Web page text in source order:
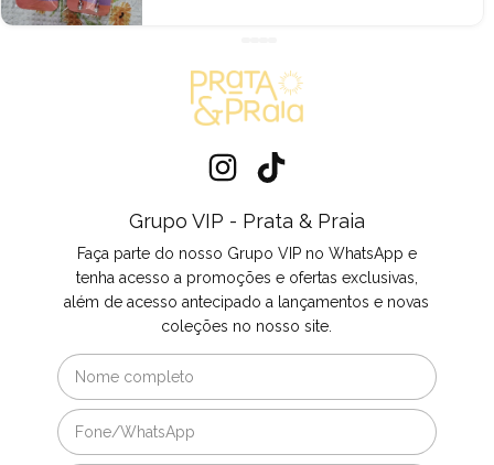
Grupo VIP - Prata & Praia
Faça parte do nosso Grupo VIP no WhatsApp e
tenha acesso a promoções e ofertas exclusivas,
além de acesso antecipado a lançamentos e novas
coleções no nosso site.